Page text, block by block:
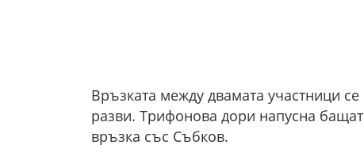
Връзката между двамата участници
разви. Трифонова дори напусна
връзка със Събков.